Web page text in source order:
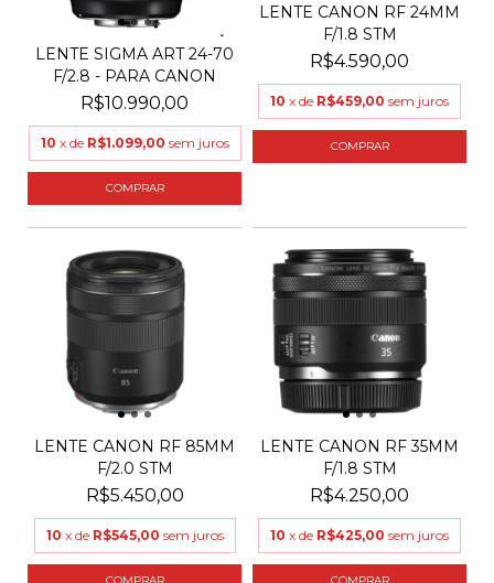
LENTE SIGMA ART 24-70
F/2.8 - PARA CANON
R$10.990,00
10 x de R$1.099,00 sem juros
LENTE CANON RF 24MM
F/1.8 STM
R$4.590,00
10 x de R$459,00 sem juros
LENTE CANON RF 85MM
F/2.0 STM
R$5.450,00
10 x de R$545,00 sem juros
LENTE CANON RF 35MM
F/1.8 STM
R$4.250,00
10 x de R$425,00 sem juros